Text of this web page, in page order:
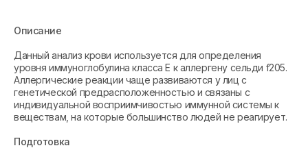
Описание
Данный анализ крови используется для определения
уровня иммуноглобулина класса Е к аллергену сельди f205.
Аллергические реакции чаще развиваются у лиц с
генетической предрасположенностью и связаны с
индивидуальной восприимчивостью иммунной системы к
веществам, на которые большинство людей не реагирует.
Подготовка